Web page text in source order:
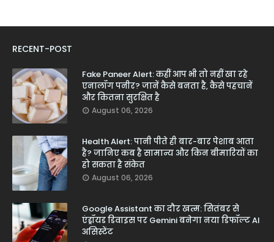
RECENT-POST
Fake Paneer Alert: कहीं आप भी तो नहीं खा रहे
एनालॉग पनीर? जानें कैसे बनता है, कैसे पहचानें
और कितना सुरक्षित है
August 06, 2026
Health Alert: पानी पीते ही बार-बार पेशाब आता
है? जानिए कब है सामान्य और किन बीमारियों का
हो सकता है संकेत
August 06, 2026
Google Assistant का दौर खत्म: सितंबर से
एंड्रॉयड डिवाइस पर Gemini बनेगा नया डिफॉल्ट AI
असिस्टेंट